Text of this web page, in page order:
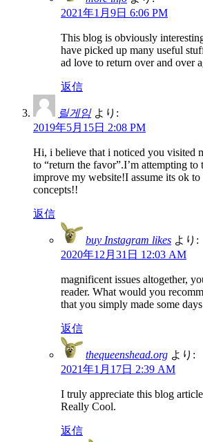
2021年1月9日 6:06 PM
This blog is obviously
have picked up many useful
ad love to return over and over
返信
릴게임 より:
2019年5月15日 2:08 PM
Hi, i believe that i noticed you visited
to “return the favor”.I’m attempting
improve my website!I assume its ok to
concepts!!
返信
buy Instagram likes より:
2020年12月31日 12:03 AM
magnificent issues altogether,
reader. What would you
that you simply made some
返信
thequeenshead.org より:
2021年1月17日 2:39 AM
I truly appreciate this blog
Really Cool.
返信